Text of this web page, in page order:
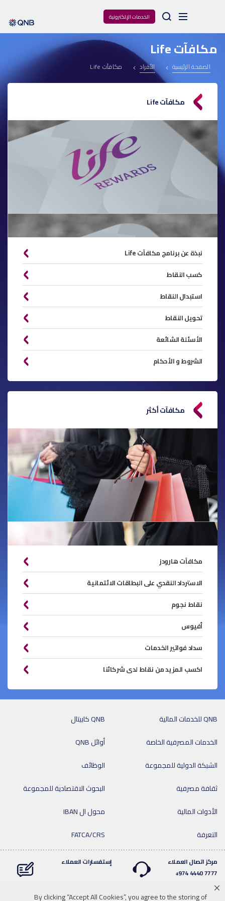
By clicking “Accept All Cookies”, you agree to the storing of
الخدمات الإلكترونية Arama
مكافآت Life
الصفحة الرئيسية الأفراد مكافآت Life
مكافآت Life
نبذة عن برنامج مكافآت Life
كسب النقاط
استبدال النقاط
تحويل النقاط
الأسئلة الشائعة
الشروط و الأحكام
مكافآت أكثر
مكافآت هارودز
الاسترداد النقدي على البطاقات الائتمانية
نقاط نجوم
أفيوس
سداد فواتير الخدمات
اكسب المزيد من نقاط لدى شركائنا
QNB كابيتال
QNB للخدمات المالية
أوائل QNB
الخدمات المصرفية الخاصة
الوظائف
الشبكة الدولية للمجموعة
البحوث الاقتصادية للمجموعة
ثقافة مصرفية
محول ال IBAN
الأدوات المالية
FATCA/CRS
التعرفة
مركز اتصال العملاء
7777 4440 974+
إستفسارات العملاء